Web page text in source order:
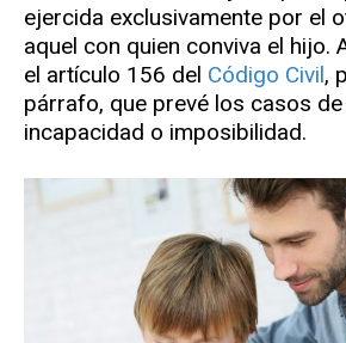
ejercida exclusivamente por el
aquel con quien conviva el hijo.
el artículo 156 del Código Civil,
párrafo, que prevé los casos de
incapacidad o imposibilidad.